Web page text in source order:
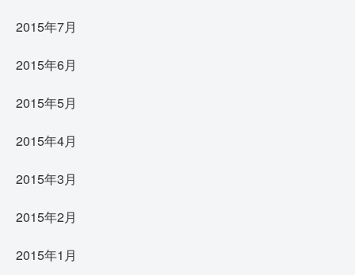
2015年7月
2015年6月
2015年5月
2015年4月
2015年3月
2015年2月
2015年1月